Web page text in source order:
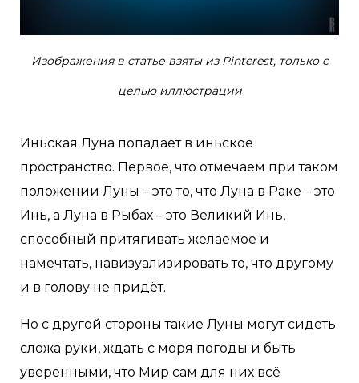
Изображения в статье взяты из Pinterest, только с
целью иллюстрации
Иньская Луна попадает в иньское
пространство. Первое, что отмечаем при таком
положении Луны – это то, что Луна в Раке – это
Инь, а Луна в Рыбах – это Великий Инь,
способный притягивать желаемое и
намечтать, навизуализировать то, что другому
и в голову не придёт.
Но с другой стороны такие Луны могут сидеть
сложа руки, ждать с моря погоды и быть
уверенными, что Мир сам для них всё